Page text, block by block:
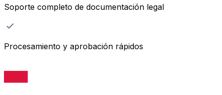
Soporte completo de documentación legal
Procesamiento y aprobación rápidos